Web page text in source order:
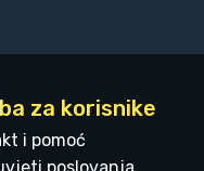
za korisnike
i pomoć
poslovanja